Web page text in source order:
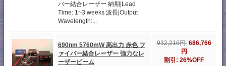
バー結合レーザー 納期|Lead
Time: 1~3 weeks 波長|Output
Wavelength:...
690nm 5760mW 高出力 赤色 フ
ァイバー結合レーザー 強力なレ
ーザービーム
932,216円 686,766
円
割引: 26%OFF